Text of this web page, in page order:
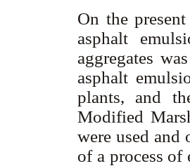
On the
asphalt
aggregates
asphalt
plants, and
Modified
were used and
of a process